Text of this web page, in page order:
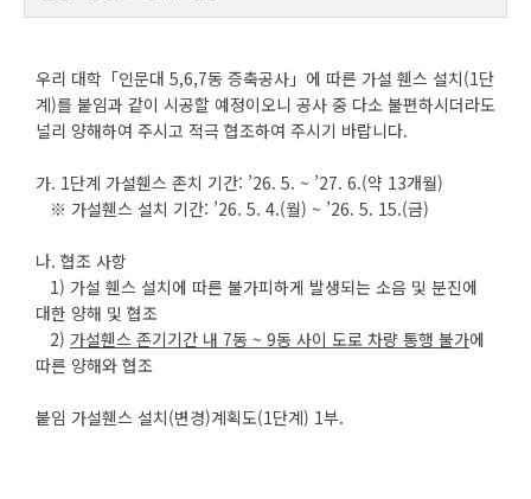
우리 대학「인문대 5,6,7동 증축공사」에 따른 가설 휀스 설치(1단
계)를 붙임과 같이 시공할 예정이오니 공사 중 다소 불편하시더라도
널리 양해하여 주시고 적극 협조하여 주시기 바랍니다.
가. 1단계 가설휀스 존치 기간: ’26. 5. ~ ’27. 6.(약 13개월)
※ 가설휀스 설치 기간: ’26. 5. 4.(월) ~ ’26. 5. 15.(금)
나. 협조 사항
1) 가설 휀스 설치에 따른 불가피하게 발생되는 소음 및 분진에
대한 양해 및 협조
2) 가설휀스 존기기간 내 7동 ~ 9동 사이 도로 차량 통행 불가에
따른 양해와 협조
붙임 가설휀스 설치(변경)계획도(1단계) 1부.